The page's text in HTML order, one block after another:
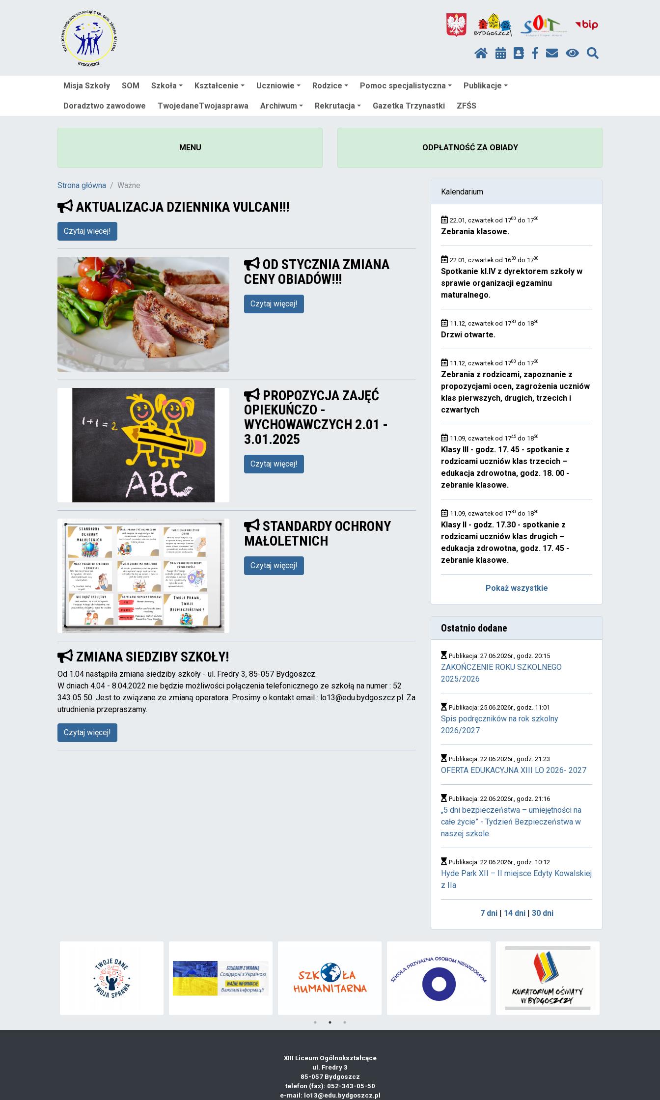
Misja Szkoły SOM Szkoła Kształcenie Uczniowie Rodzice Pomoc specjalistyczna Publikacje
Doradztwo zawodowe TwojedaneTwojasprawa Archiwum Rekrutacja Gazetka Trzynastki ZFŚS
MENU ODPŁATNOŚĆ ZA OBIADY
Strona główna Ważne
AKTUALIZACJA DZIENNIKA VULCAN!!!
Czytaj więcej!
OD STYCZNIA ZMIANA
CENY OBIADÓW!!!
Czytaj więcej!
PROPOZYCJA ZAJĘĆ
OPIEKUŃCZO -
WYCHOWAWCZYCH 2.01 -
3.01.2025
Czytaj więcej!
STANDARDY OCHRONY
MAŁOLETNICH
Czytaj więcej!
ZMIANA SIEDZIBY SZKOŁY!
Od 1.04 nastąpiła zmiana siedziby szkoły - ul. Fredry 3, 85-057 Bydgoszcz.
W dniach 4.04 - 8.04.2022 nie będzie możliwości połączenia telefonicznego ze szkołą na numer : 52
343 05 50. Jest to związane ze zmianą operatora. Prosimy o kontakt email : lo13@edu.bydgoszcz.pl. Za
utrudnienia przepraszamy.
Czytaj więcej!
Kalendarium
22.01, czwartek od 1700 do 1730
Zebrania klasowe.
22.01, czwartek od 1630 do 1700
Spotkanie kl.IV z dyrektorem szkoły w
sprawie organizacji egzaminu
maturalnego.
11.12, czwartek od 1730 do 1830
Drzwi otwarte.
11.12, czwartek od 1700 do 1730
Zebrania z rodzicami, zapoznanie z
propozycjami ocen, zagrożenia uczniów
klas pierwszych, drugich, trzecich i
czwartych
11.09, czwartek od 1745 do 1830
Klasy III - godz. 17. 45 - spotkanie z
rodzicami uczniów klas trzecich –
edukacja zdrowotna, godz. 18. 00 -
zebranie klasowe.
11.09, czwartek od 1730 do 1830
Klasy II - godz. 17.30 - spotkanie z
rodzicami uczniów klas drugich –
edukacja zdrowotna, godz. 17. 45 -
zebranie klasowe.
Pokaż wszystkie
Ostatnio dodane
Publikacja: 27.06.2026r., godz. 20:15
ZAKOŃCZENIE ROKU SZKOLNEGO
2025/2026
Publikacja: 25.06.2026r., godz. 11:01
Spis podręczników na rok szkolny
2026/2027
Publikacja: 22.06.2026r., godz. 21:23
OFERTA EDUKACYJNA XIII LO 2026- 2027
Publikacja: 22.06.2026r., godz. 21:16
„5 dni bezpieczeństwa – umiejętności na
całe życie” - Tydzień Bezpieczeństwa w
naszej szkole.
Publikacja: 22.06.2026r., godz. 10:12
Hyde Park XII – II miejsce Edyty Kowalskiej
z IIa
7 dni| 14 dni| 30 dni
XIII Liceum Ogólnokształcące
ul. Fredry 3
85-057 Bydgoszcz
telefon (fax): 052-343-05-50
e-mail: lo13@edu.bydgoszcz.pl